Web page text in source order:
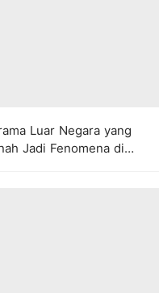
Luar Negara yang
Jadi Fenomena di